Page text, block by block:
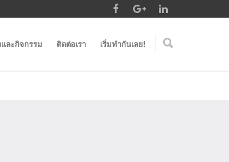
ละกิจกรรม ติดต่อเรา เริ่มทำกันเลย!